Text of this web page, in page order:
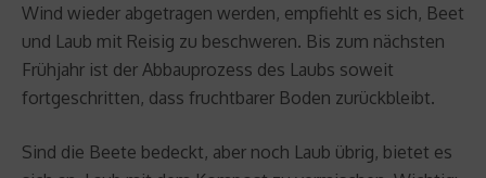
Wind wieder abgetragen werden, empfiehlt es sich, Beet
und Laub mit Reisig zu beschweren. Bis zum nächsten
Frühjahr ist der Abbauprozess des Laubs soweit
fortgeschritten, dass fruchtbarer Boden zurückbleibt.
Sind die Beete bedeckt, aber noch Laub übrig, bietet es